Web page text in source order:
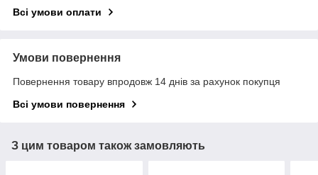
Всі умови оплати
Умови повернення
Повернення товару впродовж 14 днів за рахунок покупця
Всі умови повернення
З цим товаром також замовляють